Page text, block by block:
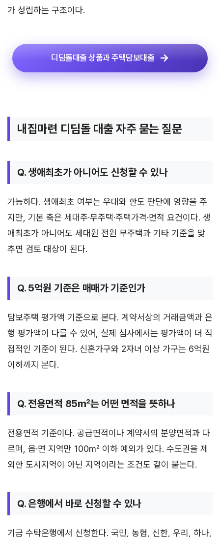
가 성립하는 구조이다.
디딤돌대출 상품과 주택담보대출
내집마련 디딤돌 대출 자주 묻는 질문
Q. 생애최초가 아니어도 신청할 수 있나
가능하다. 생애최초 여부는 우대와 한도 판단에 영향을 주
지만, 기본 축은 세대주·무주택·주택가격·면적 요건이다. 생
애최초가 아니어도 세대원 전원 무주택과 기타 기준을 맞
추면 검토 대상이 된다.
Q. 5억원 기준은 매매가 기준인가
담보주택 평가액 기준으로 본다. 계약서상의 거래금액과 은
행 평가액이 다를 수 있어, 실제 심사에서는 평가액이 더 직
접적인 기준이 된다. 신혼가구와 2자녀 이상 가구는 6억원
이하까지 본다.
Q. 전용면적 85㎡는 어떤 면적을 뜻하나
전용면적 기준이다. 공급면적이나 계약서의 분양면적과 다
르며, 읍·면 지역만 100㎡ 이하 예외가 있다. 수도권을 제
외한 도시지역이 아닌 지역이라는 조건도 같이 붙는다.
Q. 은행에서 바로 신청할 수 있나
기금 수탁은행에서 신청한다. 국민, 농협, 신한, 우리, 하나,